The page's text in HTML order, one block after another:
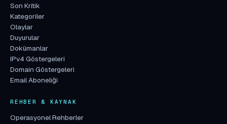
Son Kritik
Kategoriler
Olaylar
Duyurular
Dokümanlar
IPv4 Göstergeleri
Domain Göstergeleri
Email Aboneliği
REHBER & KAYNAK
Operasyonel Rehberler